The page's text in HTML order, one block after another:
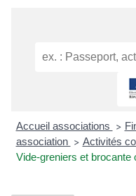
Accueil associations >
association > Activités
Vide-greniers et brocante